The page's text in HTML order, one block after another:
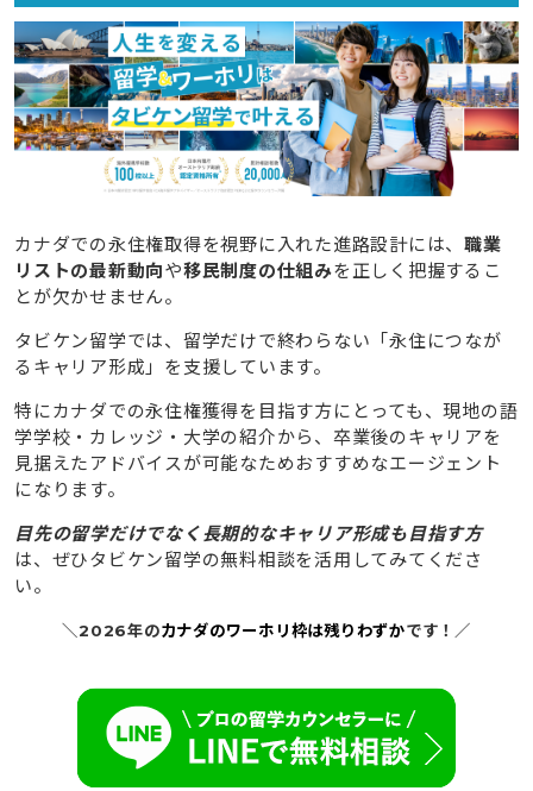
カナダでの永住権取得を視野に入れた進路設計には、 職業
リストの最新動向や移民制度の仕組みを正しく把握するこ
とが欠かせません。
タビケン留学では、 留学だけで終わらない「永住につなが
るキャリア形成」を支援しています。
特にカナダでの永住権獲得を目指す方にとっても、現地の語
学学校・カレッジ・大学の紹介から、卒業後のキャリアを
見据えたアドバイスが可能なためおすすめなエージェント
になります。
目先の留学だけでなく長期的なキャリア形成も目指す方
は、ぜひタビケン留学の無料相談を活用してみてくださ
い。
＼2026年のカナダのワーホリ枠は残りわずかです！／